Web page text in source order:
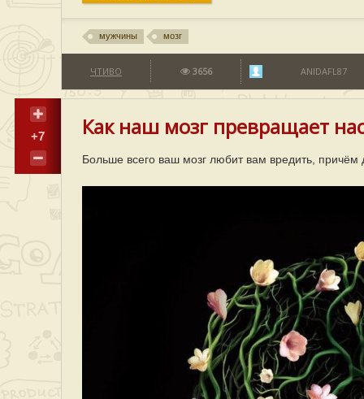
мужчины мозг
ЧТИВО 3656 ANIDAFL87
+7 Как наш мозг превращает
Больше всего ваш мозг любит вам вредить,